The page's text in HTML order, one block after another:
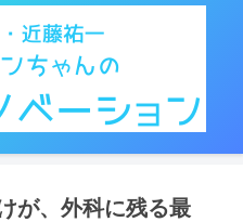
が、外科に残る最